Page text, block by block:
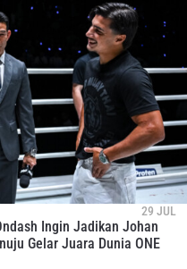
29 JUL
Ingin Jadikan Johan
Gelar Juara Dunia ONE